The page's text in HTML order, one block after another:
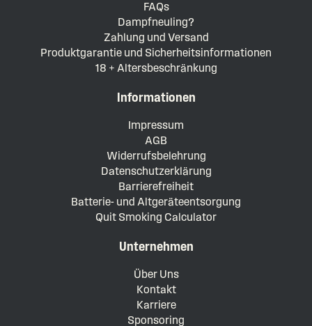
FAQs
Dampfneuling?
Zahlung und Versand
Produktgarantie und Sicherheitsinformationen
18 + Altersbeschränkung
Informationen
Impressum
AGB
Widerrufsbelehrung
Datenschutzerklärung
Barrierefreiheit
Batterie- und Altgeräteentsorgung
Quit Smoking Calculator
Unternehmen
Über Uns
Kontakt
Karriere
Sponsoring